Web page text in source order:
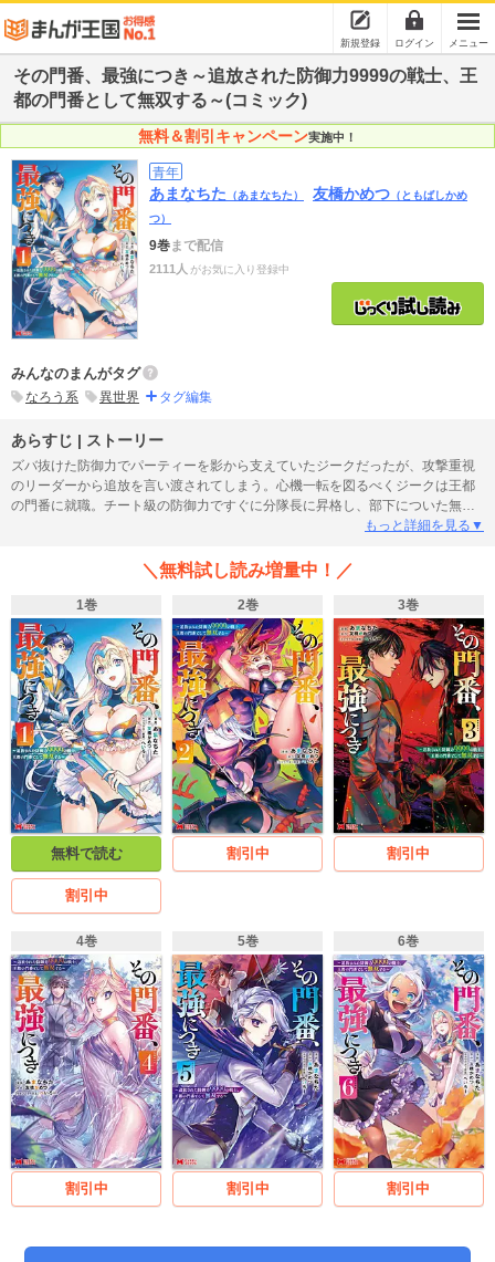
新規登録 ログイン メニュー
その門番、最強につき～追放された防御力9999の戦士、王
都の門番として無双する～(コミック)
無料＆割引キャンペーン実施中！
青年
あまなちた （あまなちた） 友橋かめつ （ともばしかめ
つ）
9巻まで配信
2111人 がお気に入り登録中
みんなのまんがタグ
なろう系 異世界 タグ編集
あらすじ | ストーリー
ズバ抜けた防御力でパーティーを影から支えていたジークだったが、攻撃重視
のリーダーから追放を言い渡されてしまう。心機一転を図るべくジークは王都
の門番に就職。チート級の防御力ですぐに分隊長に昇格し、部下についた無防
備な巨乳剣士、セクハラ好きの怪力女、ヤンデレ気質の弓使いとともに防御無
もっと詳細を見る▼
＼無料試し読み増量中！／
1巻
無料で読む
割引中
2巻
割引中
3巻
割引中
4巻
割引中
5巻
割引中
6巻
割引中